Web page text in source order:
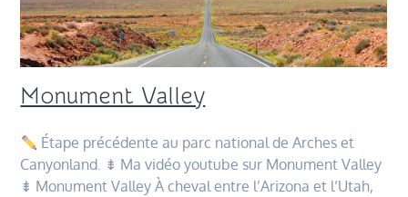
Monument Valley
Étape précédente au parc national de Arches et
Canyonland. ⇟ Ma vidéo youtube sur Monument Valley
⇟ Monument Valley À cheval entre l’Arizona et l’Utah,